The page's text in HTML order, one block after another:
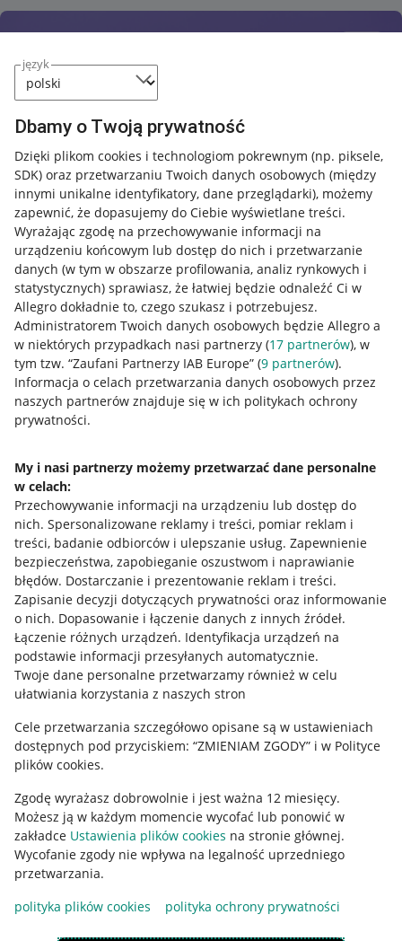
język
Dbamy o Twoją prywatność
Dzięki plikom cookies i technologiom pokrewnym (np. piksele,
SDK) oraz przetwarzaniu Twoich danych osobowych (między
innymi unikalne identyfikatory, dane przeglądarki), możemy
zapewnić, że dopasujemy do Ciebie wyświetlane treści.
Wyrażając zgodę na przechowywanie informacji na
urządzeniu końcowym lub dostęp do nich i przetwarzanie
danych (w tym w obszarze profilowania, analiz rynkowych i
statystycznych) sprawiasz, że łatwiej będzie odnaleźć Ci w
Allegro dokładnie to, czego szukasz i potrzebujesz.
Administratorem Twoich danych osobowych będzie Allegro a
w niektórych przypadkach nasi partnerzy (17 partnerów), w
tym tzw. “Zaufani Partnerzy IAB Europe” (9 partnerów).
Informacja o celach przetwarzania danych osobowych przez
naszych partnerów znajduje się w ich politykach ochrony
prywatności.
My i nasi partnerzy możemy przetwarzać dane personalne
w celach:
Przechowywanie informacji na urządzeniu lub dostęp do
nich. Spersonalizowane reklamy i treści, pomiar reklam i
treści, badanie odbiorców i ulepszanie usług. Zapewnienie
bezpieczeństwa, zapobieganie oszustwom i naprawianie
błędów. Dostarczanie i prezentowanie reklam i treści.
Zapisanie decyzji dotyczących prywatności oraz informowanie
o nich. Dopasowanie i łączenie danych z innych źródeł.
Łączenie różnych urządzeń. Identyfikacja urządzeń na
podstawie informacji przesyłanych automatycznie.
Twoje dane personalne przetwarzamy również w celu
ułatwiania korzystania z naszych stron
Cele przetwarzania szczegółowo opisane są w ustawieniach
dostępnych pod przyciskiem: “ZMIENIAM ZGODY” i w Polityce
plików cookies.
Zgodę wyrażasz dobrowolnie i jest ważna 12 miesięcy.
Możesz ją w każdym momencie wycofać lub ponowić w
zakładce Ustawienia plików cookies na stronie głównej.
Wycofanie zgody nie wpływa na legalność uprzedniego
przetwarzania.
polityka plików cookies
polityka ochrony prywatności
Przydatne informacje
Jak to działa
Allegro Gadane dla sprzedających
Allegro Gadane dla kupujących
Mapa miejscowości
Informacje prawne
Regulamin
Polityka plików "cookies"
Ustawienia plików "cookies"
Udostępnianie lokalizacji
Informacje dla Aktu o Usługach Cyfrowych
Pobierz aplikację